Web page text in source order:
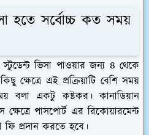
হতে সর্বোচ্চ কত সময়
স্টুডেন্ট ভিসা পাওয়ার জন্য ৪ থেকে
ক্ষেত্রে এই প্রক্রিয়াটি বেশি সময়
বলা একটু কষ্টকর। কানাডিয়ান
ক্ষেত্রে পাসপোর্ট এর রিকোয়ারমেন্ট
ফি প্রদান করতে হবে।